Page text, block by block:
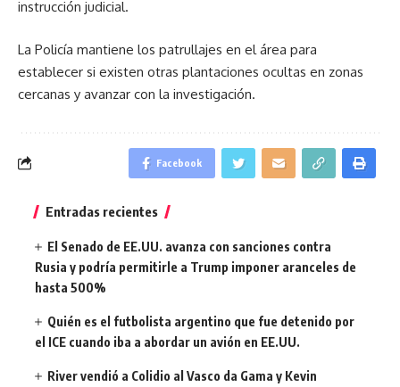
instrucción judicial.
La Policía mantiene los patrullajes en el área para
establecer si existen otras plantaciones ocultas en zonas
cercanas y avanzar con la investigación.
Facebook
Entradas recientes
El Senado de EE.UU. avanza con sanciones contra
Rusia y podría permitirle a Trump imponer aranceles de
hasta 500%
Quién es el futbolista argentino que fue detenido por
el ICE cuando iba a abordar un avión en EE.UU.
River vendió a Colidio al Vasco da Gama y Kevin